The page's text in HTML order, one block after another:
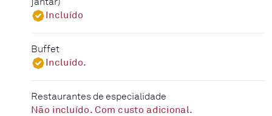
Incluído
Buffet
Incluído.
Restaurantes de especialidade
Não incluído. Com custo adicional.